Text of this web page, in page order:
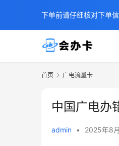
首页 广电流量卡
中国广电办
admin • 2025年8
下单前请仔细核对下单